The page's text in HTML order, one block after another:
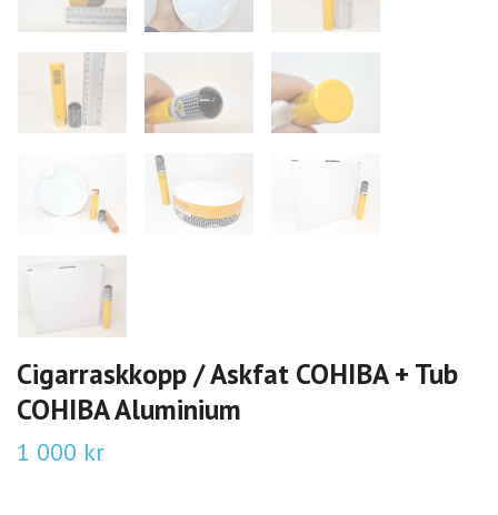
Cigarraskkopp / Askfat COHIBA + Tub
COHIBA Aluminium
1 000 kr